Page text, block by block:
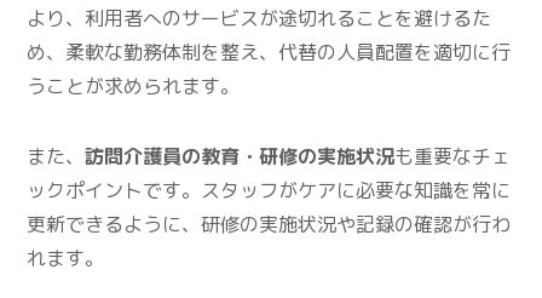
より、利用者へのサービスが途切れることを避けるた
め、柔軟な勤務体制を整え、代替の人員配置を適切に行
うことが求められます。
また、訪問介護員の教育・研修の実施状況も重要なチェ
ックポイントです。スタッフがケアに必要な知識を常に
更新できるように、研修の実施状況や記録の確認が行わ
れます。